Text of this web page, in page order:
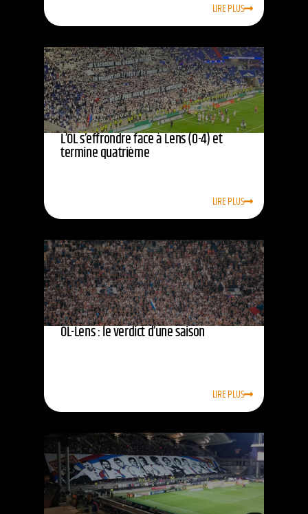
LIRE PLUS
L’OL s’effrondre face à Lens (0-4) et
termine quatrième
LIRE PLUS
OL-Lens : le verdict d’une saison
LIRE PLUS